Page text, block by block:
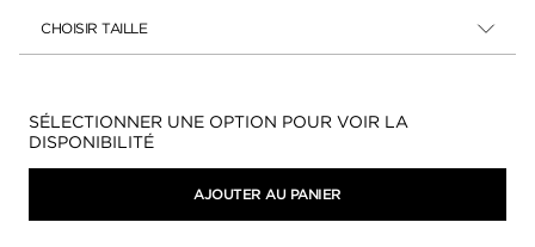
CHOISIR TAILLE
Disponibilité:
SÉLECTIONNER UNE OPTION POUR VOIR LA
DISPONIBILITÉ
AJOUTER AU PANIER